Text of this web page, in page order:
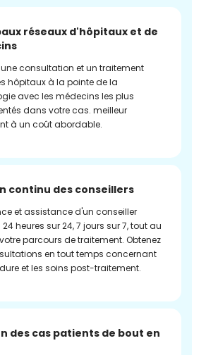
réseaux d'hôpitaux et de
une consultation et un traitement
hôpitaux à la pointe de la
avec les médecins les plus
dans votre cas. meilleur
à un coût abordable.
continu des conseillers
et assistance d'un conseiller
heures sur 24, 7 jours sur 7, tout au
parcours de traitement. Obtenez
en tout temps concernant
et les soins post-traitement.
des cas patients de bout en